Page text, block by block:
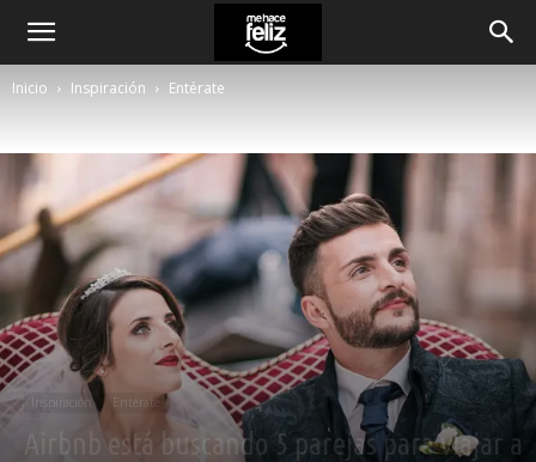
Inicio Inspiración Entérate
Inspiración Entérate
Airbnb está buscando 5 parejas para viajar a